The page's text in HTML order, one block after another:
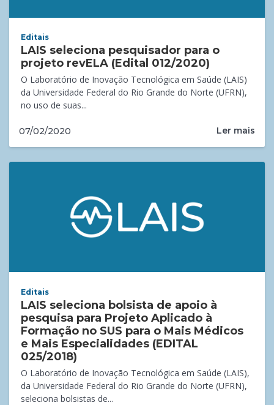
Editais
LAIS seleciona pesquisador para o
projeto revELA (Edital 012/2020)
O Laboratório de Inovação Tecnológica em Saúde (LAIS)
da Universidade Federal do Rio Grande do Norte (UFRN),
no uso de suas...
07/02/2020 Ler mais
Editais
LAIS seleciona bolsista de apoio à
pesquisa para Projeto Aplicado à
Formação no SUS para o Mais Médicos
e Mais Especialidades (EDITAL
025/2018)
O Laboratório de Inovação Tecnológica em Saúde (LAIS),
da Universidade Federal do Rio Grande do Norte (UFRN),
seleciona bolsistas de...